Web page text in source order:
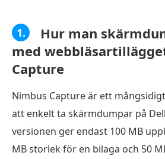
1.
Hur man
med
Capture
Nimbus Capture är ett
att enkelt ta skärmdumpar på
versionen ger endast 100 MB
MB storlek för en bilaga och 50